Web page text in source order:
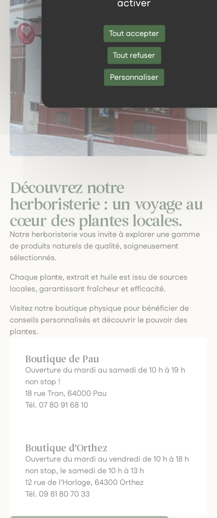
activer
Tout accepter
Tout refuser
Personnaliser
Découvrez notre
herboristerie : un voyage au
cœur des plantes locales.
Notre herboristerie vous invite à explorer une gamme
de produits naturels de qualité, soigneusement
sélectionnés.
Chaque plante, extrait et huile est issu de sources
locales, garantissant fraîcheur et efficacité.
Visitez notre boutique physique pour bénéficier de
conseils personnalisés et découvrir le pouvoir des
plantes.
Boutique de Pau
Ouverture du mardi au samedi de 10 h à 19 h
non stop !
18 rue Tran, 64000 Pau
Tél. 07 80 91 68 10
Boutique d'Orthez
Ouverture du mardi au vendredi de 10 h à 18 h
non stop, le samedi de 10 h à 13 h
12 rue de l’Horloge, 64300 Orthez
Tél. 09 81 80 70 33